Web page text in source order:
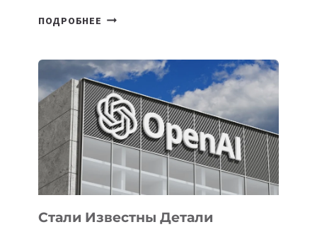
ПОДРОБНЕЕ В
ПРИОРИТЕТНЫЕ
ЗАДАЧИ
ПО
РАЗВИТИЮ
ЭКОСИСТЕМЫ
ИСКУССТВЕННОГО
ИНТЕЛЛЕКТА
Стали Известны Детали